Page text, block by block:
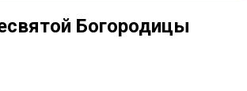
Богородицы